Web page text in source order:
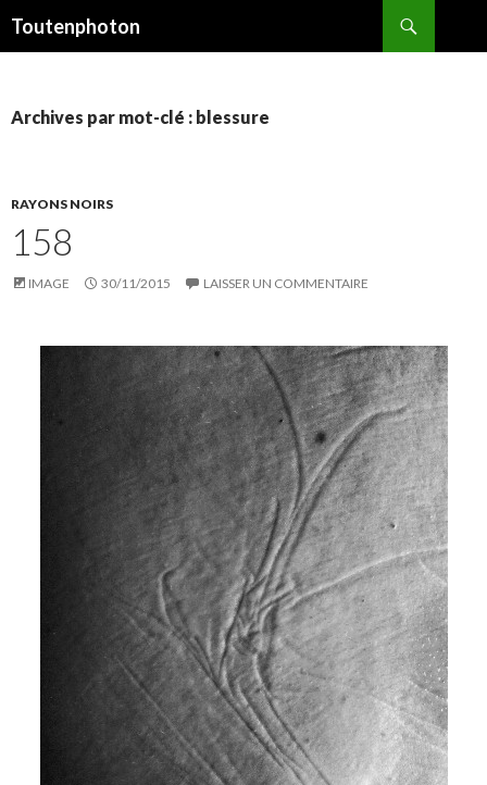
Toutenphoton
Archives par mot-clé : blessure
RAYONS NOIRS
158
IMAGE 30/11/2015 LAISSER UN COMMENTAIRE